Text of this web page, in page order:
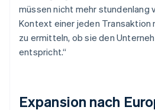
müssen nicht mehr stundenlang
Kontext einer jeden Transaktion
zu ermitteln, ob sie den
entspricht.“
Expansion nach